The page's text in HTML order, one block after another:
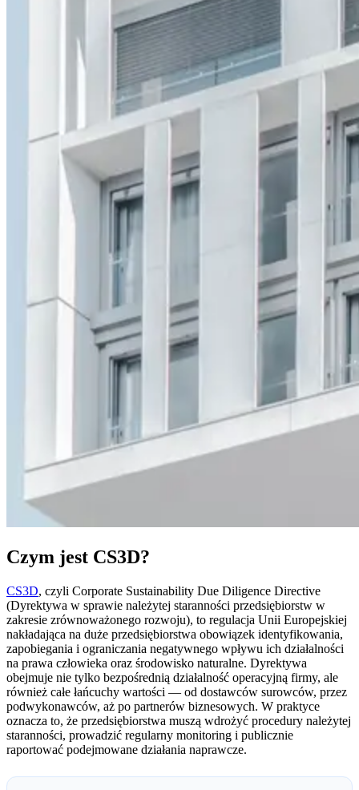
Czym jest CS3D?
CS3D, czyli Corporate Sustainability Due Diligence Directive
(Dyrektywa w sprawie należytej staranności przedsiębiorstw w
zakresie zrównoważonego rozwoju), to regulacja Unii Europejskiej
nakładająca na duże przedsiębiorstwa obowiązek identyfikowania,
zapobiegania i ograniczania negatywnego wpływu ich działalności
na prawa człowieka oraz środowisko naturalne. Dyrektywa
obejmuje nie tylko bezpośrednią działalność operacyjną firmy, ale
również całe łańcuchy wartości — od dostawców surowców, przez
podwykonawców, aż po partnerów biznesowych. W praktyce
oznacza to, że przedsiębiorstwa muszą wdrożyć procedury należytej
staranności, prowadzić regularny monitoring i publicznie
raportować podejmowane działania naprawcze.